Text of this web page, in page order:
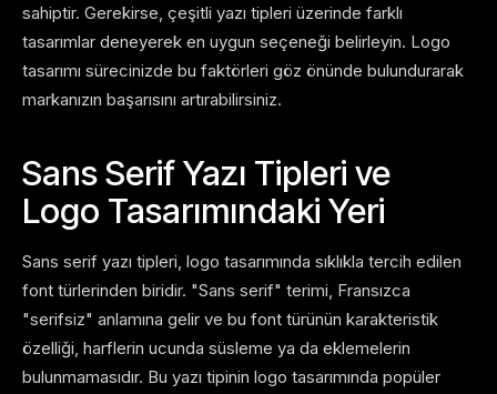
sahiptir. Gerekirse, çeşitli yazı tipleri üzerinde farklı
tasarımlar deneyerek en uygun seçeneği belirleyin. Logo
tasarımı sürecinizde bu faktörleri göz önünde bulundurarak
markanızın başarısını artırabilirsiniz.
Sans Serif Yazı Tipleri ve
Logo Tasarımındaki Yeri
Sans serif yazı tipleri, logo tasarımında sıklıkla tercih edilen
font türlerinden biridir. "Sans serif" terimi, Fransızca
"serifsiz" anlamına gelir ve bu font türünün karakteristik
özelliği, harflerin ucunda süsleme ya da eklemelerin
bulunmamasıdır. Bu yazı tipinin logo tasarımında popüler